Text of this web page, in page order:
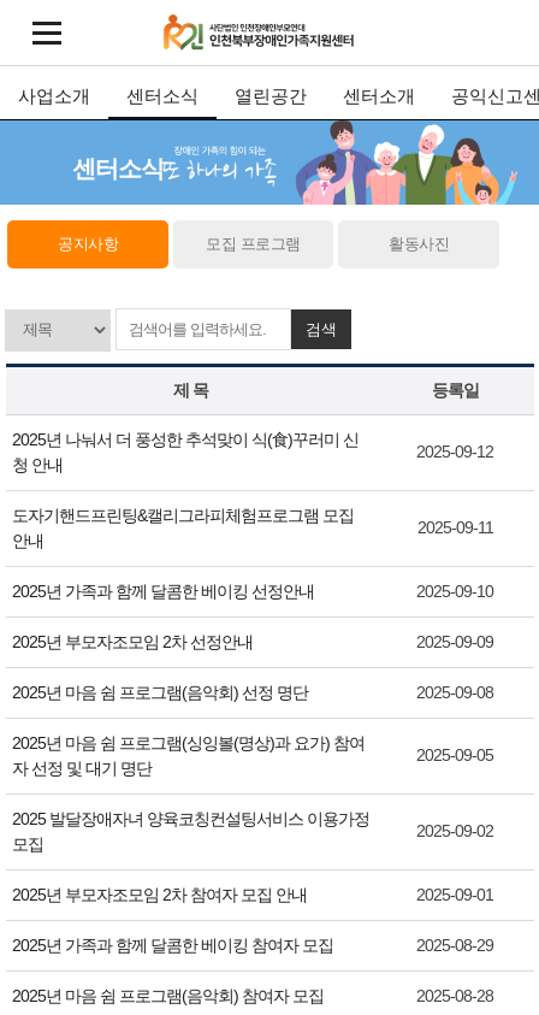
사업소개 센터소식 열린공간 센터소개 공익신고
센터소식
공지사항 모집 프로그램 활동사진
검색
제 목 등록일
2025년 나눠서 더 풍성한 추석맞이 식(食)꾸러미 신
청 안내
2025-09-12
도자기핸드프린팅&캘리그라피체험프로그램 모집
안내
2025-09-11
2025년 가족과 함께 달콤한 베이킹 선정안내 2025-09-10
2025년 부모자조모임 2차 선정안내 2025-09-09
2025년 마음 쉼 프로그램(음악회) 선정 명단 2025-09-08
2025년 마음 쉼 프로그램(싱잉볼(명상)과 요가) 참여
자 선정 및 대기 명단
2025-09-05
2025 발달장애자녀 양육코칭컨설팅서비스 이용가정
모집
2025-09-02
2025년 부모자조모임 2차 참여자 모집 안내 2025-09-01
2025년 가족과 함께 달콤한 베이킹 참여자 모집 2025-08-29
2025년 마음 쉼 프로그램(음악회) 참여자 모집 2025-08-28